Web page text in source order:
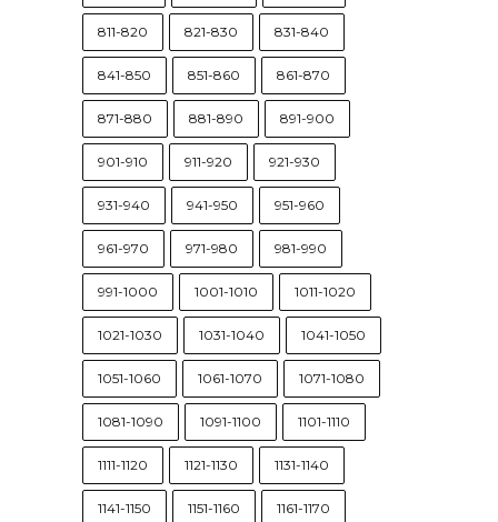
811-820 821-830 831-840
841-850 851-860 861-870
871-880 881-890 891-900
901-910 911-920 921-930
931-940 941-950 951-960
961-970 971-980 981-990
991-1000 1001-1010 1011-1020
1021-1030 1031-1040 1041-1050
1051-1060 1061-1070 1071-1080
1081-1090 1091-1100 1101-1110
1111-1120 1121-1130 1131-1140
1141-1150 1151-1160 1161-1170